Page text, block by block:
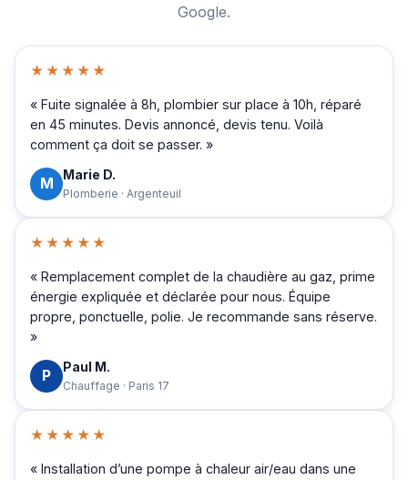
Google.
★★★★★
« Fuite signalée à 8h, plombier sur place à 10h, réparé
en 45 minutes. Devis annoncé, devis tenu. Voilà
comment ça doit se passer. »
M Marie D.
Plomberie · Argenteuil
★★★★★
« Remplacement complet de la chaudière au gaz, prime
énergie expliquée et déclarée pour nous. Équipe
propre, ponctuelle, polie. Je recommande sans réserve.
»
P Paul M.
Chauffage · Paris 17
★★★★★
« Installation d’une pompe à chaleur air/eau dans une